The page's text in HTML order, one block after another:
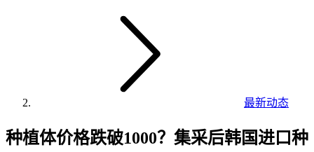
最新动态
种植体价格跌破1000？集采后韩国进口种